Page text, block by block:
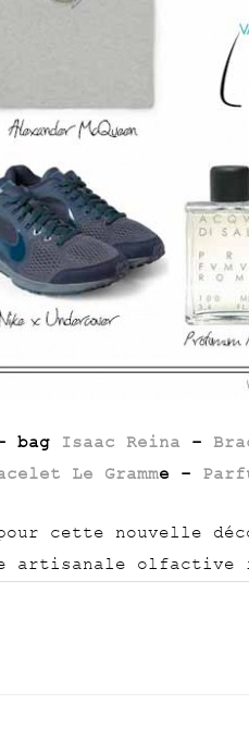
bag Isaac Reina –
Le Gramme –
cette nouvelle
artisanale olfactive